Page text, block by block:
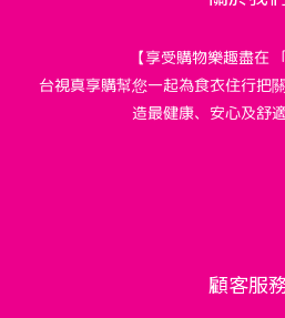
【享受購物樂趣盡在
台視真享購幫您一起為食衣住行把
造最健康、安心及舒
顧客服